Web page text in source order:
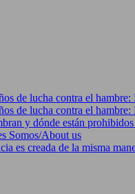
de lucha contra el
de lucha contra el
y dónde están
Somos/About us
es creada de la misma